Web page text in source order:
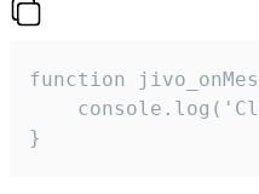
function
}